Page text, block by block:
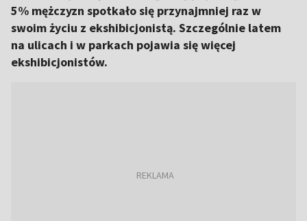
5% mężczyzn spotkało się przynajmniej raz w
swoim życiu z ekshibicjonistą. Szczególnie latem
na ulicach i w parkach pojawia się więcej
ekshibicjonistów.